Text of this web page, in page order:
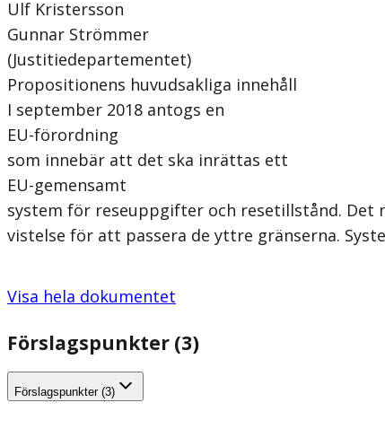
Ulf Kristersson
Gunnar Strömmer
(Justitiedepartementet)
Propositionens huvudsakliga innehåll
I september 2018 antogs en
EU-förordning
som innebär att det ska inrättas ett
EU-gemensamt
system för reseuppgifter och resetillstånd. Det
vistelse för att passera de yttre gränserna.
Visa hela dokumentet
Förslagspunkter (3)
Förslagspunkter (3)